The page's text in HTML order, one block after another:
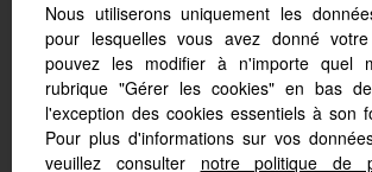
Logiciel transaction
Création site immobilier
Référencement
Nous utiliserons uniquement les
pour lesquelles vous avez donné
pouvez les modifier à n'importe quel
rubrique "Gérer les cookies" en bas
l'exception des cookies essentiels à son
Pour plus d'informations sur vos
veuillez consulter notre politique de